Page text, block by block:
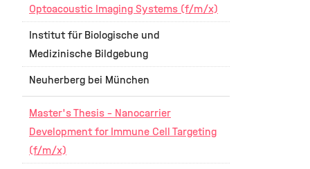
Optoacoustic Imaging Systems (f/m/x)
Institut für Biologische und
Medizinische Bildgebung
Neuherberg bei München
Master's Thesis – Nanocarrier
Development for Immune Cell Targeting
(f/m/x)